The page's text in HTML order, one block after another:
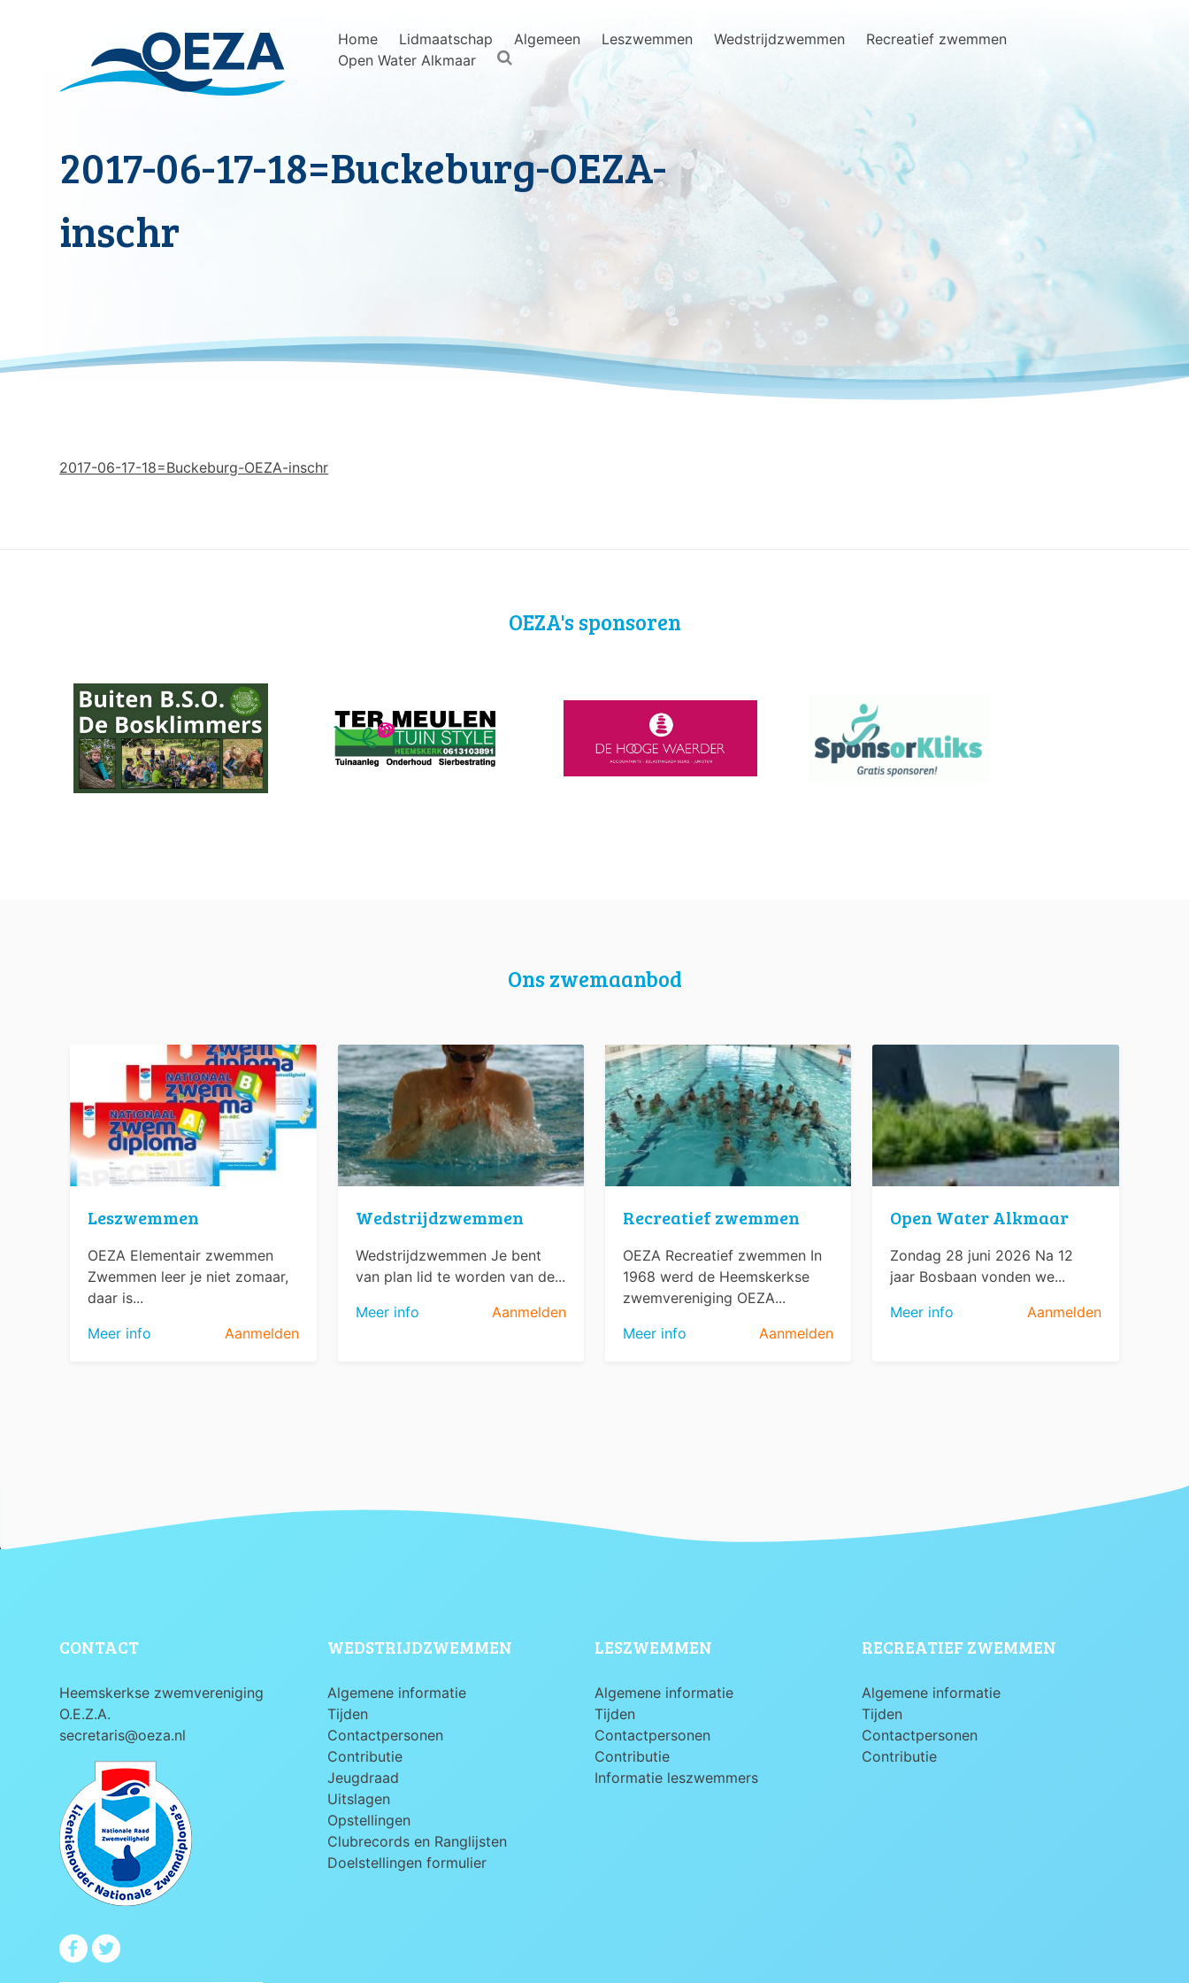
Home Lidmaatschap Algemeen Leszwemmen Wedstrijdzwemmen
Recreatief zwemmen
Open Water Alkmaar
for:
2017-06-17-18=Buckeburg-OEZA-
inschr
2017-06-17-18=Buckeburg-OEZA-inschr
OEZA's sponsoren
Ons zwemaanbod
Leszwemmen
OEZA Elementair zwemmen
Zwemmen leer je niet zomaar,
daar is...
Meer info
Aanmelden
Wedstrijdzwemmen
Wedstrijdzwemmen Je bent
van plan lid te worden van de...
Meer info
Aanmelden
Recreatief zwemmen
OEZA Recreatief zwemmen In
1968 werd de Heemskerkse
zwemvereniging OEZA...
Meer info
Aanmelden
Open Water Alkmaar
Zondag 28 juni 2026 Na 12
jaar Bosbaan vonden we...
Meer info
Aanmelden
CONTACT
Heemskerkse zwemvereniging
O.E.Z.A.
secretaris@oeza.nl
WEDSTRIJDZWEMMEN
Algemene informatie
Tijden
Contactpersonen
Contributie
Jeugdraad
Uitslagen
Opstellingen
Clubrecords en Ranglijsten
Doelstellingen formulier
LESZWEMMEN
Algemene informatie
Tijden
Contactpersonen
Contributie
Informatie leszwemmers
RECREATIEF ZWEMMEN
Algemene informatie
Tijden
Contactpersonen
Contributie